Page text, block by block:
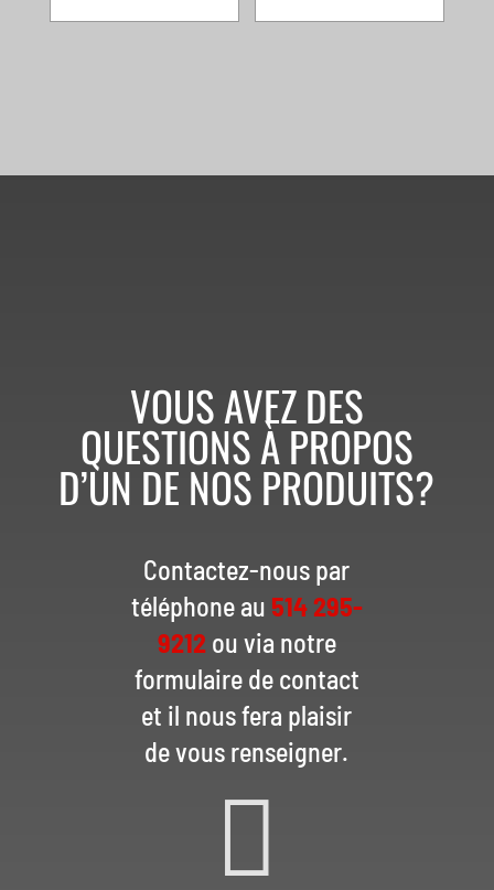
VOUS AVEZ DES
QUESTIONS À PROPOS
D’UN DE NOS PRODUITS?
Contactez-nous par
téléphone au 514 295-
9212ou via notre
formulaire de contact
et il nous fera plaisir
de vous renseigner.
